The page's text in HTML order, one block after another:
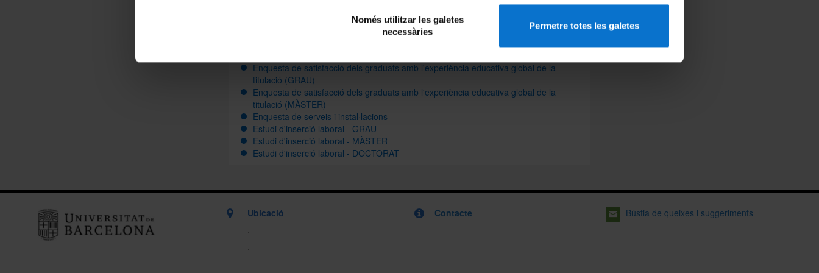
Només utilitzar les galetes
necessàries
Permetre totes les galetes
Com a complement als quadres d'acreditació de les titulacions, s'han creat també
aquests quadres de comandament amb les resultats de diferents enquestes
Enquesta de satisfacció dels graduats amb l'experiència educativa global de la
titulació (GRAU)
Enquesta de satisfacció dels graduats amb l'experiència educativa global de la
titulació (MÀSTER)
Enquesta de serveis i instal·lacions
Estudi d'inserció laboral - GRAU
Estudi d'inserció laboral - MÀSTER
Estudi d'inserció laboral - DOCTORAT
Ubicació
.
.
Contacte Bústia de queixes i suggeriments